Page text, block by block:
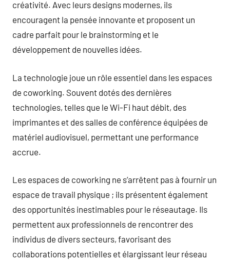
créativité. Avec leurs designs modernes, ils
encouragent la pensée innovante et proposent un
cadre parfait pour le brainstorming et le
développement de nouvelles idées.
La technologie joue un rôle essentiel dans les espaces
de coworking. Souvent dotés des dernières
technologies, telles que le Wi-Fi haut débit, des
imprimantes et des salles de conférence équipées de
matériel audiovisuel, permettant une performance
accrue.
Les espaces de coworking ne s’arrêtent pas à fournir un
espace de travail physique ; ils présentent également
des opportunités inestimables pour le réseautage. Ils
permettent aux professionnels de rencontrer des
individus de divers secteurs, favorisant des
collaborations potentielles et élargissant leur réseau